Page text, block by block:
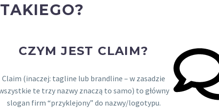
TAKIEGO?
CZYM JEST CLAIM?
Claim (inaczej: tagline lub brandline – w zasadzie
te trzy nazwy znaczą to samo) to główny
slogan firm “przyklejony” do nazwy/logotypu.